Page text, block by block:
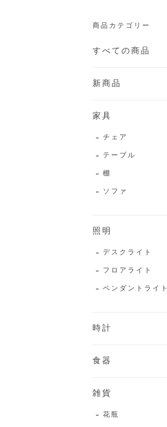
商品カテゴリー
すべての商品
新商品
家具
チェア
テーブル
棚
ソファ
照明
デスクライト
フロアライト
ペンダントライト
時計
食器
雑貨
花瓶